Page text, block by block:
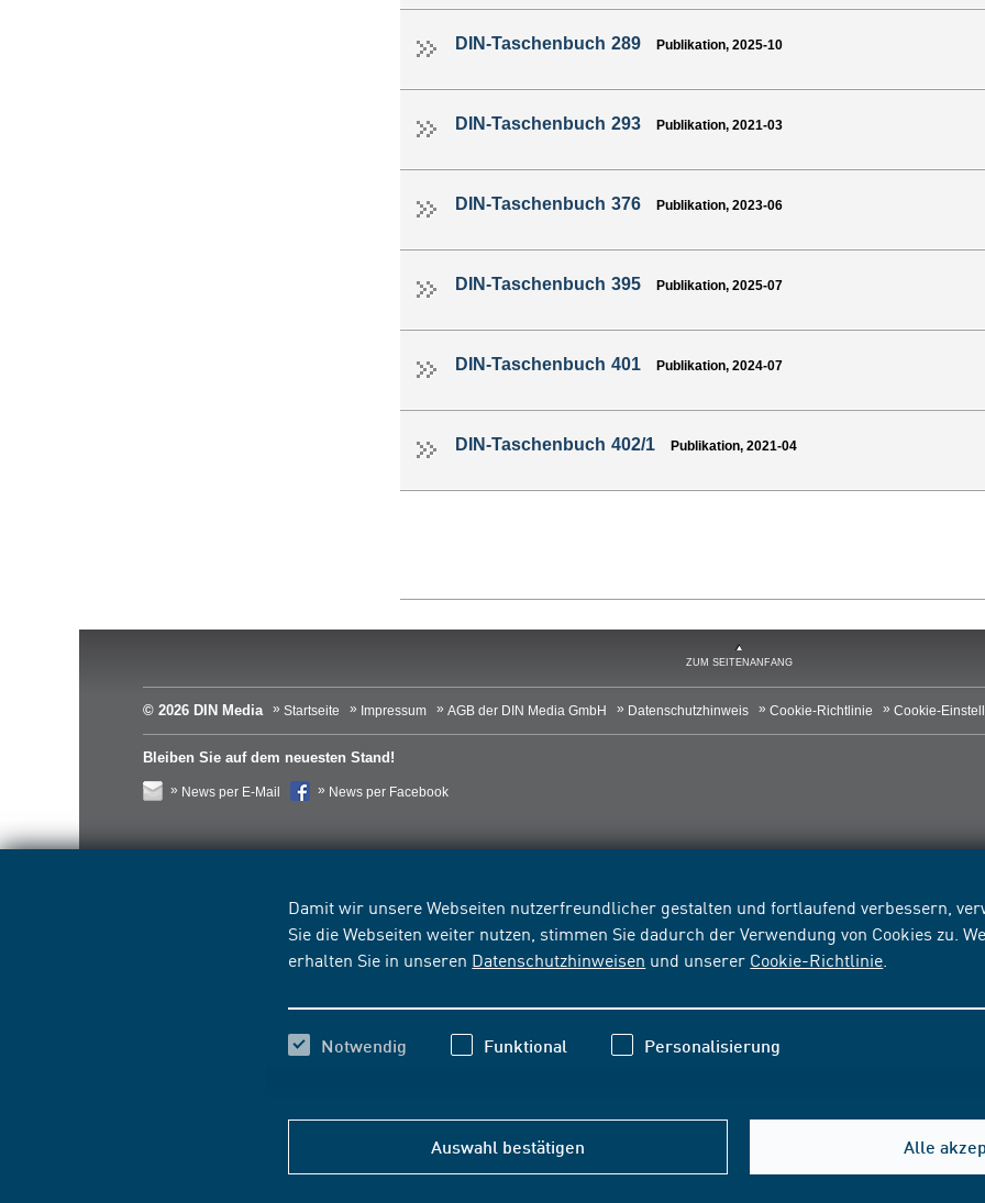
Damit wir unsere Webseiten nutzerfreundlicher gestalten und fortlaufend verbessern,
Sie die Webseiten weiter nutzen, stimmen Sie dadurch der Verwendung von Cookies zu.
erhalten Sie in unseren Datenschutzhinweisen und unserer Cookie-Richtlinie
Notwendig Funktional Personalisierung
Auswahl bestätigen Alle
DIN-Taschenbuch 289 Publikation, 2025-10
DIN-Taschenbuch 293 Publikation, 2021-03
DIN-Taschenbuch 376 Publikation, 2023-06
DIN-Taschenbuch 395 Publikation, 2025-07
DIN-Taschenbuch 401 Publikation, 2024-07
DIN-Taschenbuch 402/1 Publikation, 2021-04
ZUM SEITENANFANG
© 2026 DIN Media Startseite Impressum AGB der DIN Media GmbH Datenschutzhinweis Cookie-Richtlinie Cookie-
Bleiben Sie auf dem neuesten Stand!
News per E-Mail News per Facebook